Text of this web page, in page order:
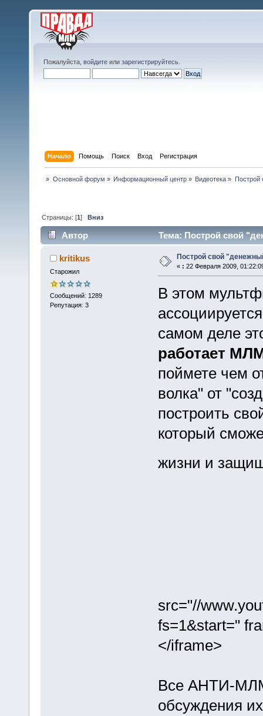
Пожалуйста, войдите или зарегистрируйтесь
Начало Помощь Поиск Вход Регистрация
» Основной форум » Информационный центр» Видеотека » Построй
Страницы: [1]Вниз
Автор Тема: Построй свой
kritikus
Старожил
Сообщений: 1289
Репутация: 3
Построй свой
« : 22 Февраля 2009,
В этом
самом деле
работает
поймете чем
волка" от
построить
который
жизни и
src="//
fs=1&start="
</iframe>
Все АНТИ-
обсуждения